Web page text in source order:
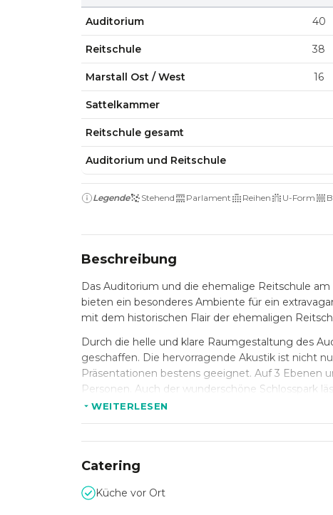
Auditorium 40
Reitschule 38
Marstall Ost / West 16
Sattelkammer
Reitschule gesamt
Auditorium und Reitschule
Legende Stehend Parlament Reihen U-Form
Beschreibung
Das Auditorium und die ehemalige Reitschule am
bieten ein besonderes Ambiente für ein
mit dem historischen Flair der ehemaligen
Durch die helle und klare Raumgestaltung des
geschaffen. Die hervorragende Akustik ist nicht
Präsentationen bestens geeignet. Auf 3 Ebenen
Personen. Auch der wunderschöne Schlosspark
Erlebnis zu einem Gesamtkunstwerk.
und Neu ein. Der Saal beeindruckt vor allem mit
Lichtarchitektur.
In Verbindung mit den Nebenräumen – oder
Größenordnung nutzen. Ob Galadinner,
WEITERLESEN
Catering
Küche vor Ort